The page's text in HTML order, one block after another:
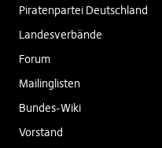
Piratenpartei Deutschland
Landesverbände
Forum
Mailinglisten
Bundes-Wiki
Vorstand